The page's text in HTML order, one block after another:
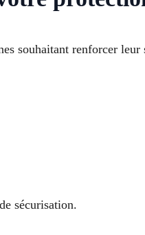
souhaitant renforcer
sécurisation.